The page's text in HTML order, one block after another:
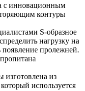
с инновационным
контуры
S-образное
нагрузку на
появление пролежней.
изготовлена из
используется